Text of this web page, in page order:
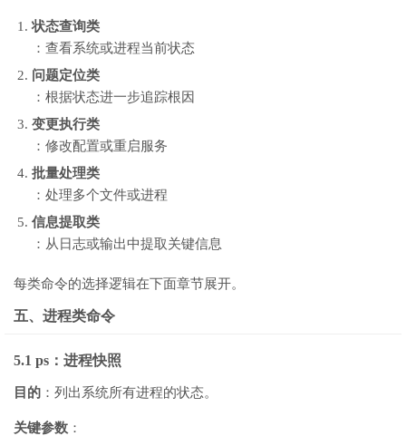
状态查询类
：查看系统或进程当前状态
问题定位类
：根据状态进一步追踪根因
变更执行类
：修改配置或重启服务
批量处理类
：处理多个文件或进程
信息提取类
：从日志或输出中提取关键信息
每类命令的选择逻辑在下面章节展开。
五、进程类命令
5.1 ps：进程快照
目的 ：列出系统所有进程的状态。
关键参数 ：